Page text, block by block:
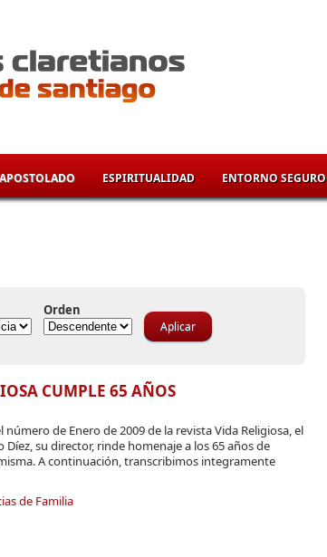
APOSTOLADO ESPIRITUALIDAD ENTORNO SEGURO
Orden
CUMPLE 65 AÑOS
número de Enero de 2009 de la revista Vida Religiosa, el
Díez, su director, rinde homenaje a los 65 años de
A continuación, transcribimos integramente
de Familia